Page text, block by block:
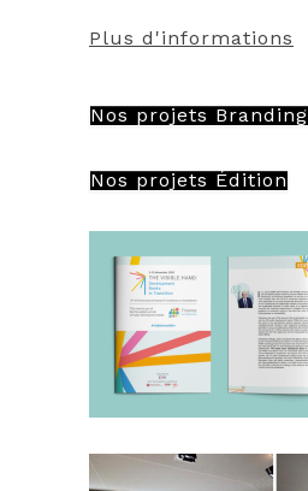
Plus d'informations
Nos projets Branding
Nos projets Édition